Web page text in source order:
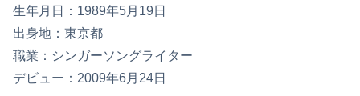
生年月日：1989年5月19日
出身地：東京都
職業：シンガーソングライター
デビュー：2009年6月24日